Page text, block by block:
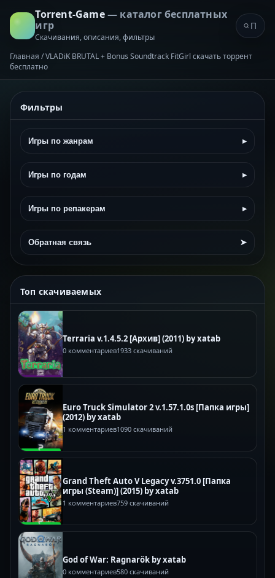
Torrent-Game— каталог бесплатных
игр
Скачивания, описания, фильтры
Главная /VLADiK BRUTAL + Bonus Soundtrack FitGirl скачать торрент
бесплатно
Фильтры
Игры по жанрам ▸
Игры по годам ▸
Игры по репакерам ▸
Обратная связь ➤
Топ скачиваемых
Terraria v.1.4.5.2 [Архив] (2011) by xatab
0 комментариев1933 скачиваний
Euro Truck Simulator 2 v.1.57.1.0s [Папка игры]
(2012) by xatab
1 комментариев1090 скачиваний
Grand Theft Auto V Legacy v.3751.0 [Папка
игры (Steam)] (2015) by xatab
1 комментариев759 скачиваний
God of War: Ragnarök by xatab
0 комментариев580 скачиваний